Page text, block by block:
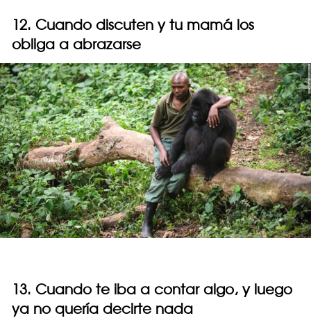
12. Cuando discuten y tu mamá los
obliga a abrazarse
13. Cuando te iba a contar algo, y luego
ya no quería decirte nada